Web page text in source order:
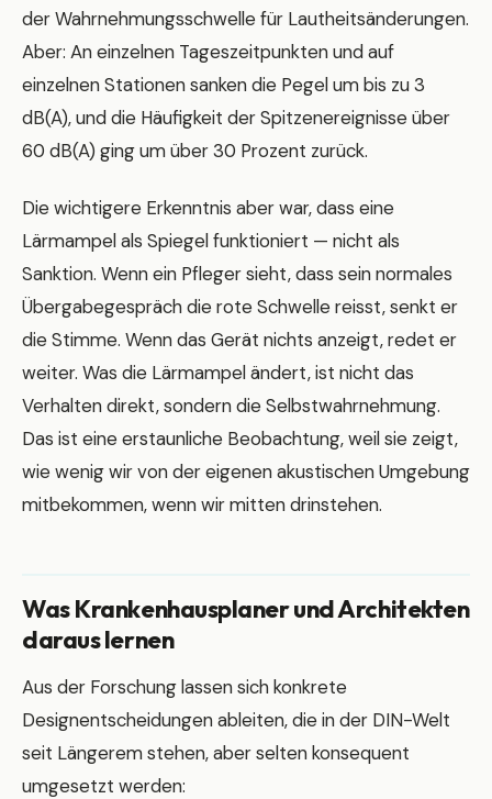
der Wahrnehmungsschwelle für Lautheitsänderungen.
Aber: An einzelnen Tageszeitpunkten und auf
einzelnen Stationen sanken die Pegel um bis zu 3
dB(A), und die Häufigkeit der Spitzenereignisse über
60 dB(A) ging um über 30 Prozent zurück.
Die wichtigere Erkenntnis aber war, dass eine
Lärmampel als Spiegel funktioniert — nicht als
Sanktion. Wenn ein Pfleger sieht, dass sein normales
Übergabegespräch die rote Schwelle reisst, senkt er
die Stimme. Wenn das Gerät nichts anzeigt, redet er
weiter. Was die Lärmampel ändert, ist nicht das
Verhalten direkt, sondern die Selbstwahrnehmung.
Das ist eine erstaunliche Beobachtung, weil sie zeigt,
wie wenig wir von der eigenen akustischen Umgebung
mitbekommen, wenn wir mitten drinstehen.
Was Krankenhausplaner und Architekten
daraus lernen
Aus der Forschung lassen sich konkrete
Designentscheidungen ableiten, die in der DIN-Welt
seit Längerem stehen, aber selten konsequent
umgesetzt werden: